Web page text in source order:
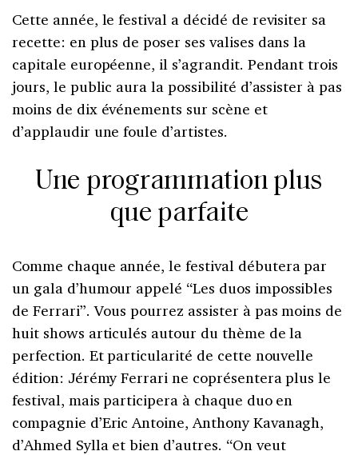
Cette année, le festival a décidé de revisiter sa
recette: en plus de poser ses valises dans la
capitale européenne, il s’agrandit. Pendant trois
jours, le public aura la possibilité d’assister à pas
moins de dix événements sur scène et
d’applaudir une foule d’artistes.
Une programmation plus
que parfaite
Comme chaque année, le festival débutera par
un gala d’humour appelé “Les duos impossibles
de Ferrari”. Vous pourrez assister à pas moins de
huit shows articulés autour du thème de la
perfection. Et particularité de cette nouvelle
édition: Jérémy Ferrari ne coprésentera plus le
festival, mais participera à chaque duo en
compagnie d’Eric Antoine, Anthony Kavanagh,
d’Ahmed Sylla et bien d’autres. “On veut